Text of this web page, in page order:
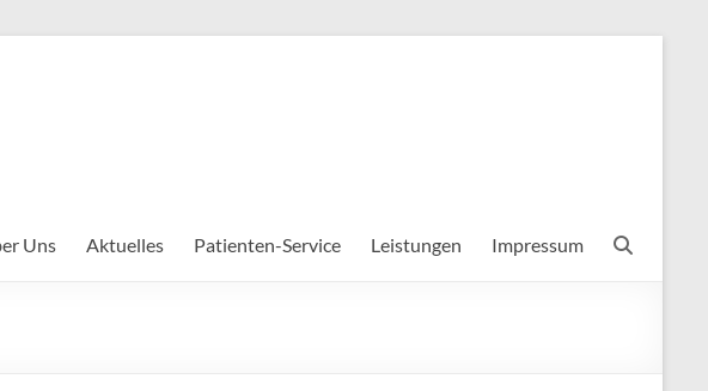
Uns Aktuelles Patienten-Service Leistungen Impressum